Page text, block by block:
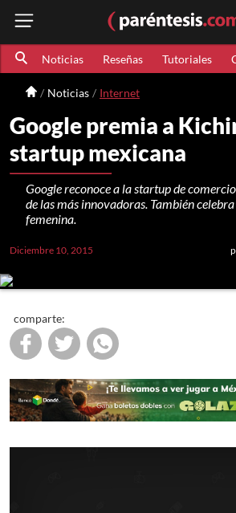
Noticias Reseñas Tutoriales
Noticias Internet
Google premia a
startup mexicana
Google reconoce a la startup de
de las más innovadoras. También
femenina.
Diciembre 10, 2015
comparte: